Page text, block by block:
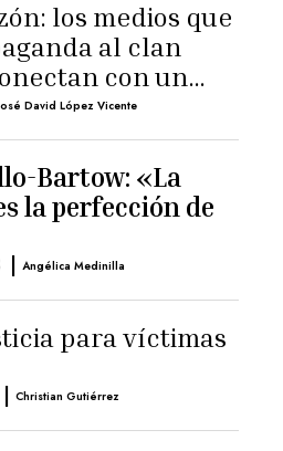
los medios que
al clan
con un
de
David López Vicente
Bartow: «La
la perfección de
| Angélica Medinilla
para víctimas
| Christian Gutiérrez